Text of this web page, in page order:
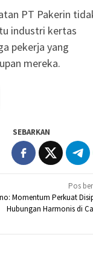
PT Pakerin
industri kertas
pekerja yang
mereka.
SEBARKAN
Pos
Momentum Perkuat
Hubungan Harmonis di